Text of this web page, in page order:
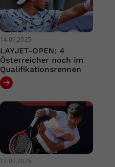
14.09.2025
LAYJET-OPEN: 4
Österreicher noch im
Qualifikationsrennen
13.09.2025